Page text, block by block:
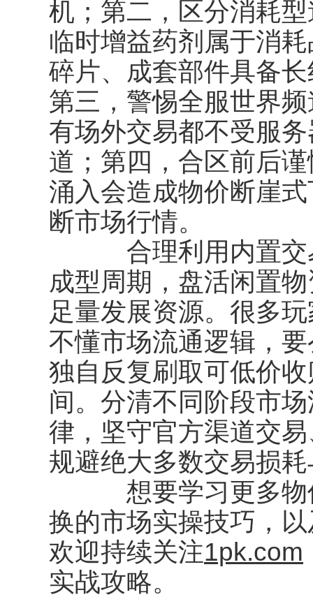
机；第二，区分消耗
临时增益药剂属于消
碎片、成套部件具备
第三，警惕全服世界
有场外交易都不受服
道；第四，合区前后
涌入会造成物价断崖
断市场行情。
合理利用内置交易
成型周期，盘活闲置
足量发展资源。很多
不懂市场流通逻辑，
独自反复刷取可低价
间。分清不同阶段市
律，坚守官方渠道交
规避绝大多数交易损
想要学习更多物价
换的市场实操技巧，
欢迎持续关注1pk.com
实战攻略。